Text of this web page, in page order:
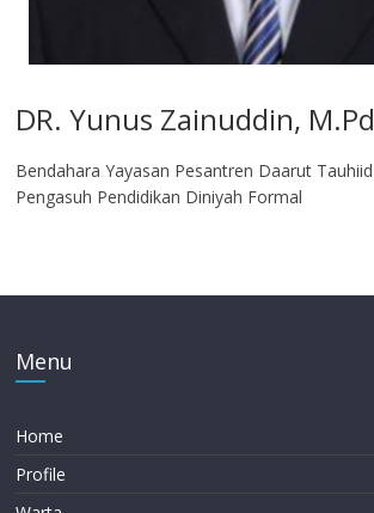
DR. Yunus Zainuddin, M.Pd
Bendahara Yayasan Pesantren Daarut Tauhiid
Pengasuh Pendidikan Diniyah Formal
Menu
Home
Profile